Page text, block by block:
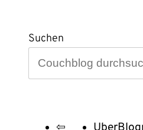
Suchen